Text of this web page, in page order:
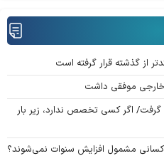
از گذشته قرار گرفته است
خارجی موفقی داشت
کار گرفت/ اگر کسی تخصص ندارد، زیر بار
مشمول افزایش سنوات نمی‌شوند؟